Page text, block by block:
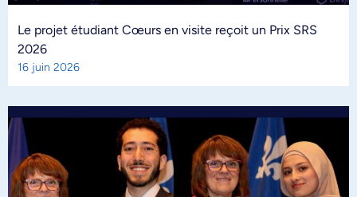
Le projet étudiant Cœurs en visite reçoit un Prix SRS
2026
16 juin 2026